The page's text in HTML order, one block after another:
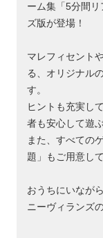
ーム集「5分間
ズ版が登場！
マレフィセント
る、オリジナル
す。
ヒントも充実し
者も安心して遊
また、すべての
題」もご用意し
おうちにいなが
ニーヴィランズ